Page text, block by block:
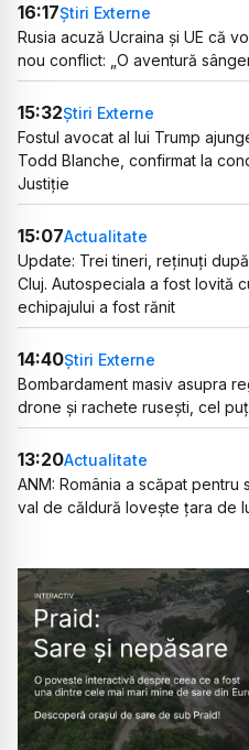
16:17Știri Externe
Rusia acuză Ucraina și UE că
nou conflict: „O aventură
15:32Știri Externe
Fostul avocat al lui Trump
Todd Blanche, confirmat la
Justiție
15:07Actualitate
Update: Trei tineri, reținuți
Cluj. Autospeciala a fost lovită
echipajului a fost rănit
14:40Știri Externe
Bombardament masiv asupra
drone și rachete rusești, cel
13:20Actualitate
ANM: România a scăpat pentru
val de căldură lovește țara de